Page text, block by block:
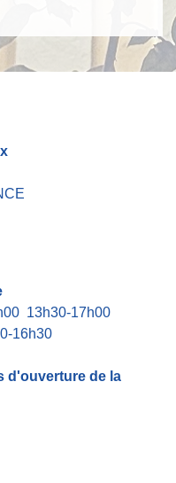
13h30-17h00
16h30
d'ouverture de la